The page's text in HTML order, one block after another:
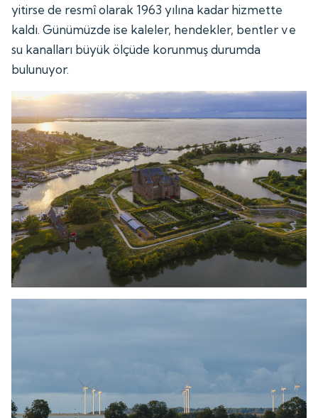
yitirse de resmî olarak 1963 yılına kadar hizmette
kaldı. Günümüzde ise kaleler, hendekler, bentler ve
su kanalları büyük ölçüde korunmuş durumda
bulunuyor.